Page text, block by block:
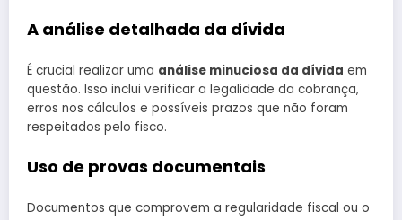
A análise detalhada da dívida
É crucial realizar uma análise minuciosa da dívida em
questão. Isso inclui verificar a legalidade da cobrança,
erros nos cálculos e possíveis prazos que não foram
respeitados pelo fisco.
Uso de provas documentais
Documentos que comprovem a regularidade fiscal ou o